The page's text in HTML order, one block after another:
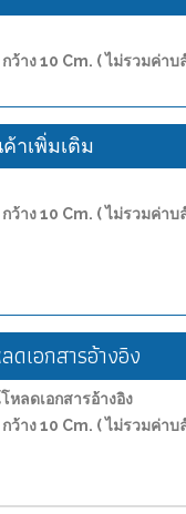
าง 10 Cm. ( ไม่รวมค่าบ
าเพิ่มเติม
าง 10 Cm. ( ไม่รวมค่าบ
ดเอกสารอ้างอิง
หลดเอกสารอ้างอิง
าง 10 Cm. ( ไม่รวมค่าบ